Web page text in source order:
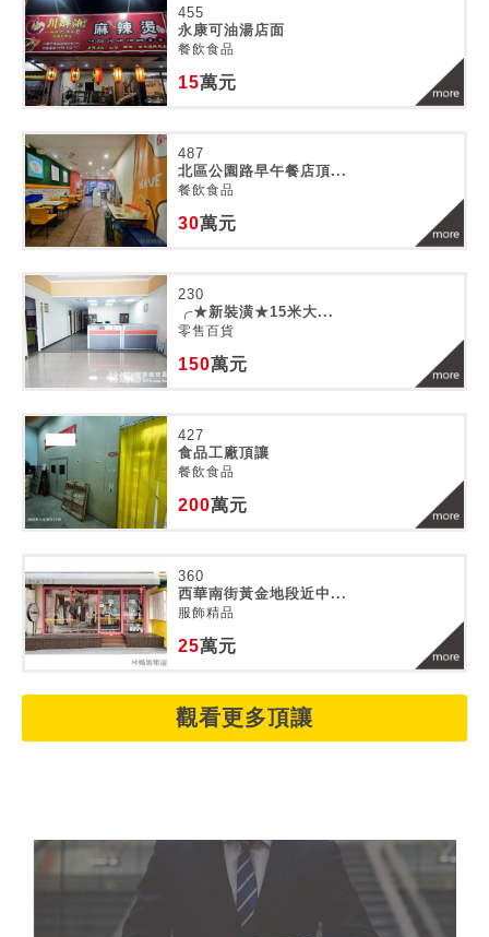
455
永康可油湯店面
餐飲食品
15萬元
487
北區公園路早午餐店頂...
餐飲食品
30萬元
230
╭★新裝潢★15米大...
零售百貨
150萬元
427
食品工廠頂讓
餐飲食品
200萬元
360
西華南街黃金地段近中...
服飾精品
25萬元
觀看更多頂讓